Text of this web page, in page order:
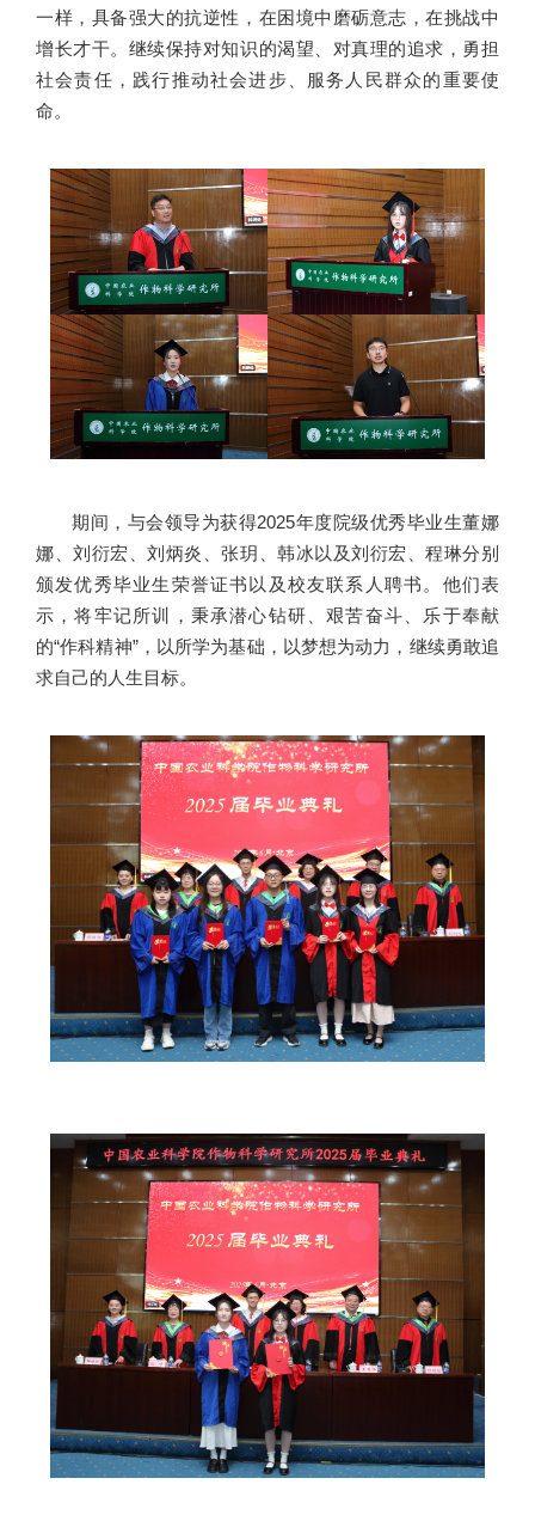
一样，具备强大的抗逆性，在困境中磨砺意志，在挑战中
增长才干。继续保持对知识的渴望、对真理的追求，勇担
社会责任，践行推动社会进步、服务人民群众的重要使
命。
期间，与会领导为获得2025年度院级优秀毕业生董娜
娜、刘衍宏、刘炳炎、张玥、韩冰以及刘衍宏、程琳分别
颁发优秀毕业生荣誉证书以及校友联系人聘书。他们表
示，将牢记所训，秉承潜心钻研、艰苦奋斗、乐于奉献
的“作科精神”，以所学为基础，以梦想为动力，继续勇敢追
求自己的人生目标。